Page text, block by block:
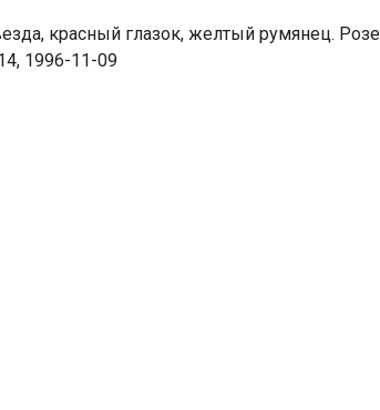
красный глазок, желтый румянец.
1996-11-09